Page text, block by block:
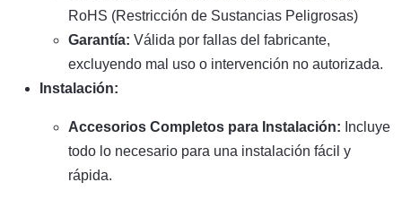
RoHS (Restricción de Sustancias Peligrosas)
Garantía: Válida por fallas del fabricante,
excluyendo mal uso o intervención no autorizada.
Instalación:
Accesorios Completos para Instalación: Incluye
todo lo necesario para una instalación fácil y
rápida.